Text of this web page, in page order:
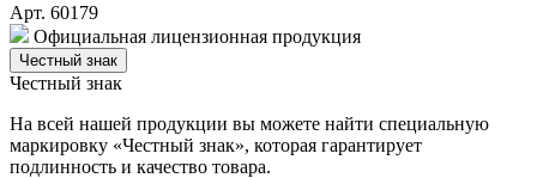
Арт. 60179
Официальная лицензионная продукция
Честный знак
Честный знак
На всей нашей продукции вы можете найти специальную
маркировку «Честный знак», которая гарантирует
подлинность и качество товара.